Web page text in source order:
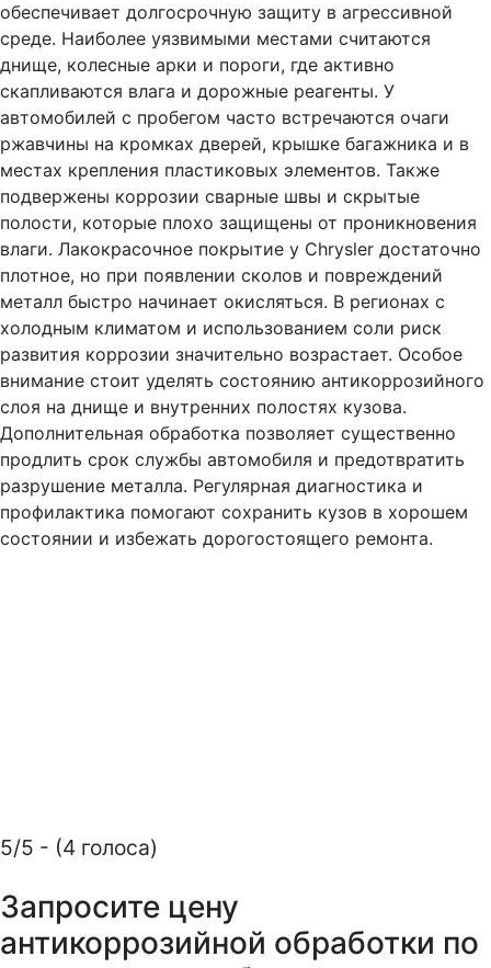
обеспечивает долгосрочную защиту в агрессивной
среде. Наиболее уязвимыми местами считаются
днище, колесные арки и пороги, где активно
скапливаются влага и дорожные реагенты. У
автомобилей с пробегом часто встречаются очаги
ржавчины на кромках дверей, крышке багажника и в
местах крепления пластиковых элементов. Также
подвержены коррозии сварные швы и скрытые
полости, которые плохо защищены от проникновения
влаги. Лакокрасочное покрытие у Chrysler достаточно
плотное, но при появлении сколов и повреждений
металл быстро начинает окисляться. В регионах с
холодным климатом и использованием соли риск
развития коррозии значительно возрастает. Особое
внимание стоит уделять состоянию антикоррозийного
слоя на днище и внутренних полостях кузова.
Дополнительная обработка позволяет существенно
продлить срок службы автомобиля и предотвратить
разрушение металла. Регулярная диагностика и
профилактика помогают сохранить кузов в хорошем
состоянии и избежать дорогостоящего ремонта.
5/5 - (4 голоса)
Запросите цену
антикоррозийной обработки по